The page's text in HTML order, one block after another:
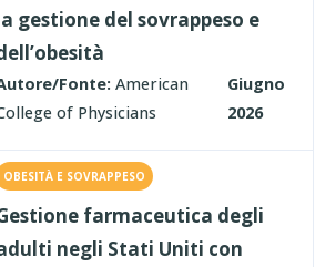
gestione del sovrappeso e
Fonte: American
of Physicians
Giugno
2026
OBESITÀ E SOVRAPPESO
farmaceutica degli
negli Stati Uniti con